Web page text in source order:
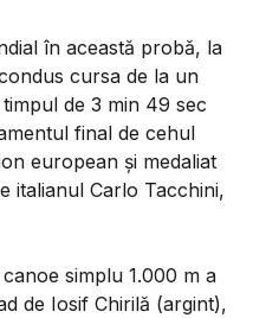
în această probă, la
cursa de la un
de 3 min 49 sec
final de cehul
european şi medaliat
italianul Carlo Tacchini,
simplu 1.000 m a
de Iosif Chirilă (argint),